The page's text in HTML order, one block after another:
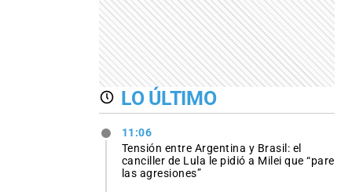
LO ÚLTIMO
11:06
Tensión entre Argentina y Brasil: el
canciller de Lula le pidió a Milei que “pare
las agresiones”